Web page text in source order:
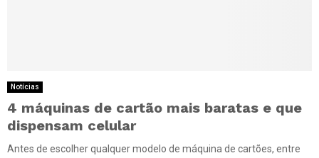
Notícias
4 máquinas de cartão mais baratas e que
dispensam celular
Antes de escolher qualquer modelo de máquina de cartões, entre